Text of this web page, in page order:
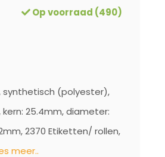
Op voorraad (490)
synthetisch (polyester),
25.4mm, diameter:
2370 Etiketten/ rollen,
meer..